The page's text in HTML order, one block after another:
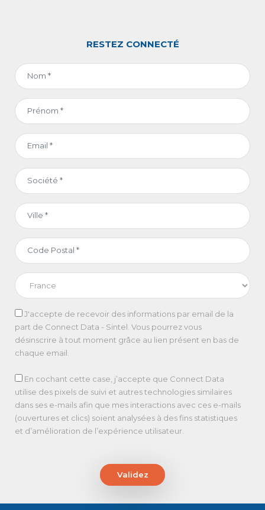
RESTEZ CONNECTÉ
J'accepte de recevoir des informations par email de la
part de Connect Data - Sintel. Vous pourrez vous
désinscrire à tout moment grâce au lien présent en bas de
chaque email.
En cochant cette case, j’accepte que Connect Data
utilise des pixels de suivi et autres technologies similaires
dans ses e-mails afin que mes interactions avec ces e-mails
(ouvertures et clics) soient analysées à des fins statistiques
et d’amélioration de l’expérience utilisateur.
Validez